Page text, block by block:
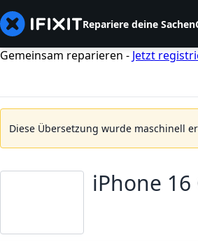
Repariere deine Sachen
Gemeinsam reparieren - Jetzt
Diese Übersetzung wurde maschinell
iPhone